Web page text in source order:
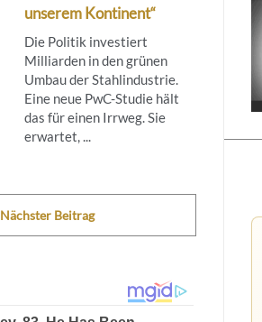
unserem Kontinent“
Die Politik investiert
Milliarden in den grünen
Umbau der Stahlindustrie.
Eine neue PwC-Studie hält
das für einen Irrweg. Sie
erwartet, ...
Nächster Beitrag